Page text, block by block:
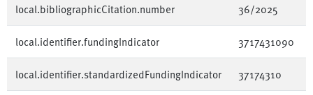
local.bibliographicCitation.number 36/2025
local.identifier.fundingIndicator 3717431090
local.identifier.standardizedFundingIndicator 37174310